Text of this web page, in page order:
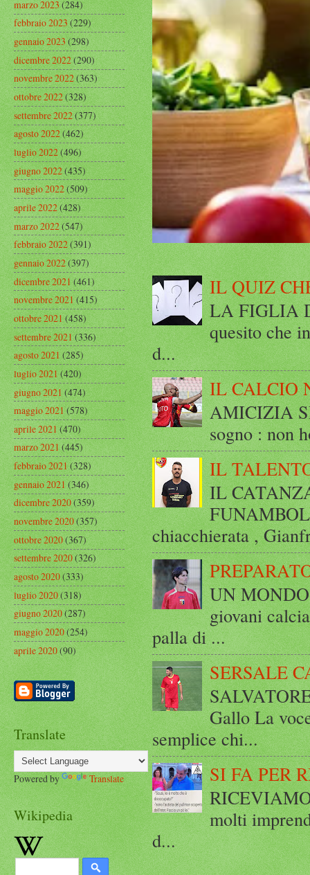
IL QUIZ
LA FIGLIA
quesito che
d...
IL CALCIO
AMICIZIA
sogno : non
IL
IL
chiacchierata ,
UN
giovani
palla di ...
SERSALE
Gallo La
semplice chi...
SI FA PER
molti
d...
marzo 2023(284)
febbraio 2023(229)
gennaio 2023(298)
dicembre 2022(290)
novembre 2022(363)
ottobre 2022(328)
settembre 2022(377)
agosto 2022(462)
luglio 2022(496)
giugno 2022(435)
maggio 2022(509)
aprile 2022(428)
marzo 2022(547)
febbraio 2022(391)
gennaio 2022(397)
dicembre 2021(461)
novembre 2021(415)
ottobre 2021(458)
settembre 2021(336)
agosto 2021(285)
luglio 2021(420)
giugno 2021(474)
maggio 2021(578)
aprile 2021(470)
marzo 2021(445)
febbraio 2021(328)
gennaio 2021(346)
dicembre 2020(359)
novembre 2020(357)
ottobre 2020(367)
settembre 2020(326)
agosto 2020(333)
luglio 2020(318)
giugno 2020(287)
maggio 2020(254)
aprile 2020(90)
Translate
Powered by Translate
Wikipedia